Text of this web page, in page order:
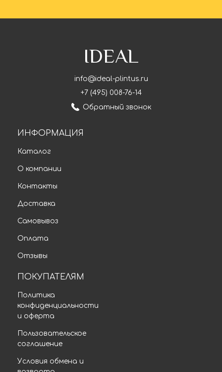
IDEAL
info@ideal-plintus.ru
+7 (495) 008-76-14
Обратный звонок
ИНФОРМАЦИЯ
Каталог
О компании
Контакты
Доставка
Самовывоз
Оплата
Отзывы
ПОКУПАТЕЛЯМ
Политика
конфиденциальности
и оферта
Пользовательское
соглашение
Условия обмена и